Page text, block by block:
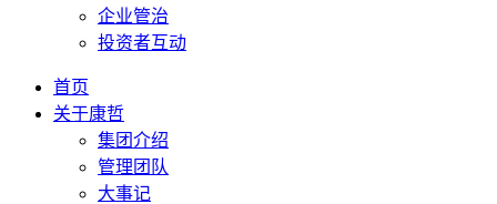
企业管治
投资者互动
首页
关于康哲
集团介绍
管理团队
大事记